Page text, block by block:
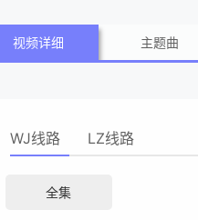
视频详细 主题曲
WJ线路 LZ线路
全集